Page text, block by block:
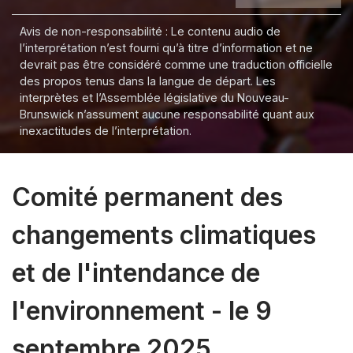
Avis de non-responsabilité : Le contenu audio de
l’interprétation n’est fourni qu’à titre d’information et ne
devrait pas être considéré comme une traduction officielle
des propos tenus dans la langue de départ. Les
interprètes et l’Assemblée législative du Nouveau-
Brunswick n’assument aucune responsabilité quant aux
inexactitudes de l’interprétation.
Comité permanent des
changements climatiques
et de l'intendance de
l'environnement - le 9